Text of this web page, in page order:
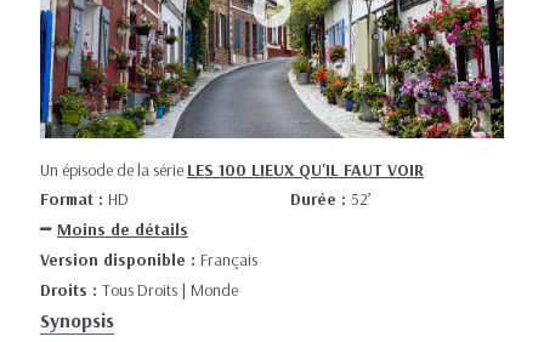
Un épisode de la série LES 100 LIEUX QU'IL FAUT VOIR
Format : HD Durée : 52’
Moins de détails
Version disponible : Français
Droits : Tous Droits | Monde
Synopsis